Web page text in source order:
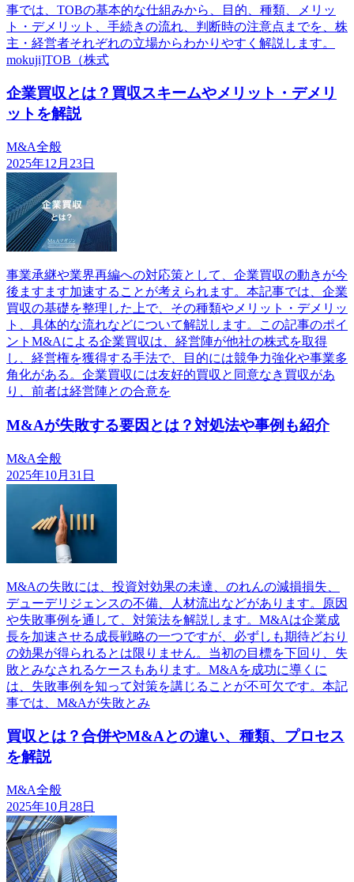
事では、TOBの基本的な仕組みから、目的、種類、メリッ
ト・デメリット、手続きの流れ、判断時の注意点までを、株
主・経営者それぞれの立場からわかりやすく解説します。
mokuji]TOB（株式
企業買収とは？買収スキームやメリット・デメリ
ットを解説
M&A全般
2025年12月23日
事業承継や業界再編への対応策として、企業買収の動きが今
後ますます加速することが考えられます。本記事では、企業
買収の基礎を整理した上で、その種類やメリット・デメリッ
ト、具体的な流れなどについて解説します。この記事のポイ
ントM&Aによる企業買収は、経営陣が他社の株式を取得
し、経営権を獲得する手法で、目的には競争力強化や事業多
角化がある。企業買収には友好的買収と同意なき買収があ
り、前者は経営陣との合意を
M&Aが失敗する要因とは？対処法や事例も紹介
M&A全般
2025年10月31日
M&Aの失敗には、投資対効果の未達、のれんの減損損失、
デューデリジェンスの不備、人材流出などがあります。原因
や失敗事例を通して、対策法を解説します。M&Aは企業成
長を加速させる成長戦略の一つですが、必ずしも期待どおり
の効果が得られるとは限りません。当初の目標を下回り、失
敗とみなされるケースもあります。M&Aを成功に導くに
は、失敗事例を知って対策を講じることが不可欠です。本記
事では、M&Aが失敗とみ
買収とは？合併やM&Aとの違い、種類、プロセス
を解説
M&A全般
2025年10月28日